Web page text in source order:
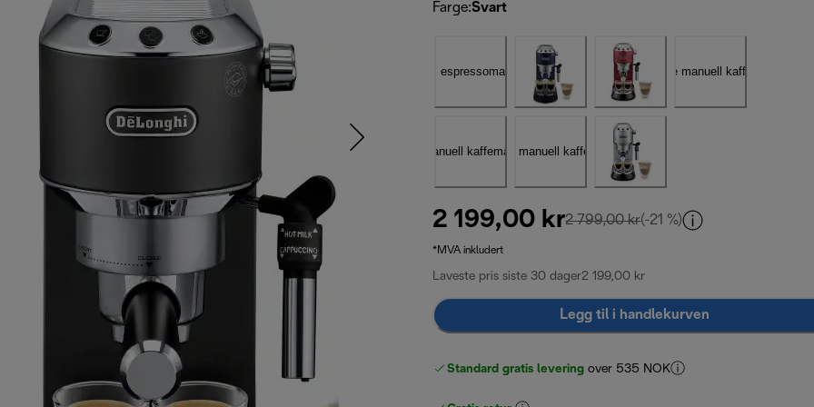
Farge:Svart
2 199,00 kr2 799,00 kropprinnelig pris 2 799,00 kr
(-21 %)
*MVA inkludert
Laveste pris siste 30 dager2 199,00 kr
Legg til i handlekurven
Standard gratis levering over 535 NOK